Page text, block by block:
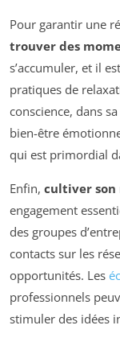
Pour garantir une
trouver des
s’accumuler, et il
pratiques de
conscience, dans
bien-être
qui est primordial
Enfin, cultiver son
engagement
des groupes
contacts sur les
opportunités. Les
professionnels
stimuler des idées